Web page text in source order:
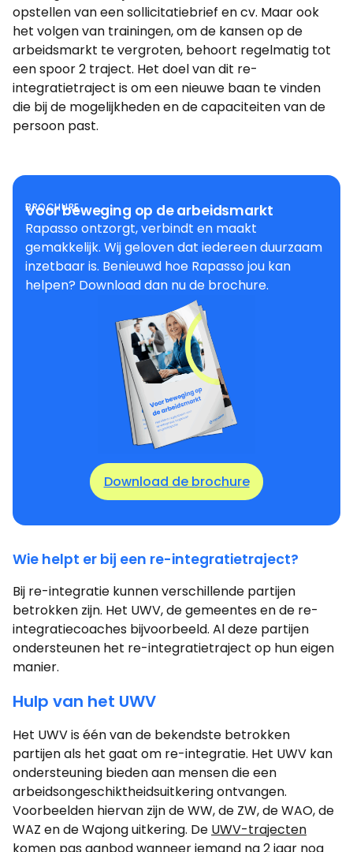
opstellen van een sollicitatiebrief en cv. Maar ook
het volgen van trainingen, om de kansen op de
arbeidsmarkt te vergroten, behoort regelmatig tot
een spoor 2 traject. Het doel van dit re-
integratietraject is om een nieuwe baan te vinden
die bij de mogelijkheden en de capaciteiten van de
persoon past.
BROCHURE
Voor beweging op de arbeidsmarkt
Rapasso ontzorgt, verbindt en maakt
gemakkelijk. Wij geloven dat iedereen duurzaam
inzetbaar is. Benieuwd hoe Rapasso jou kan
helpen? Download dan nu de brochure.
Download de brochure
Wie helpt er bij een re-integratietraject?
Bij re-integratie kunnen verschillende partijen
betrokken zijn. Het UWV, de gemeentes en de re-
integratiecoaches bijvoorbeeld. Al deze partijen
ondersteunen het re-integratietraject op hun eigen
manier.
Hulp van het UWV
Het UWV is één van de bekendste betrokken
partijen als het gaat om re-integratie. Het UWV kan
ondersteuning bieden aan mensen die een
arbeidsongeschiktheidsuitkering ontvangen.
Voorbeelden hiervan zijn de WW, de ZW, de WAO, de
WAZ en de Wajong uitkering. De UWV-trajecten